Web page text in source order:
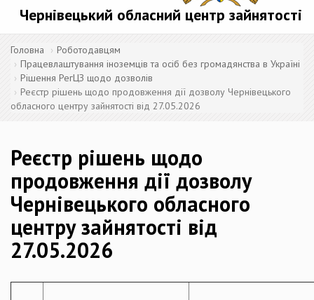
Чернівецький обласний центр зайнятості
Головна
Роботодавцям
Працевлаштування іноземців та осіб без громадянства в Україні
Рішення РегЦЗ щодо дозволів
Реєстр рішень щодо продовження дії дозволу Чернівецького
обласного центру зайнятості від 27.05.2026
Реєстр рішень щодо
продовження дії дозволу
Чернівецького обласного
центру зайнятості від
27.05.2026